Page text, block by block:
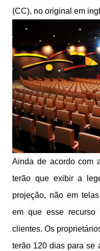
(CC), no original em
Ainda de acordo com
terão que exibir a
projeção, não em
em que esse
clientes. Os
terão 120 dias para se